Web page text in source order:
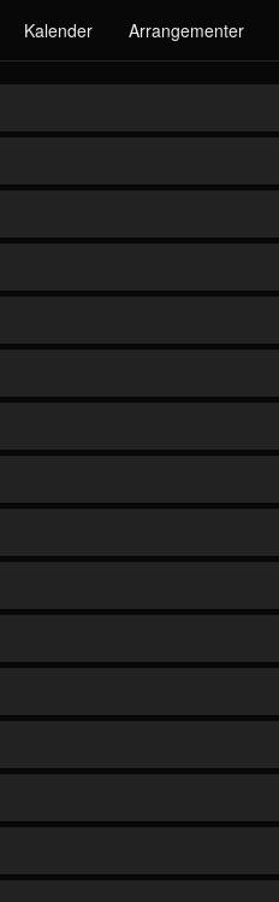
Kalender Arrangementer